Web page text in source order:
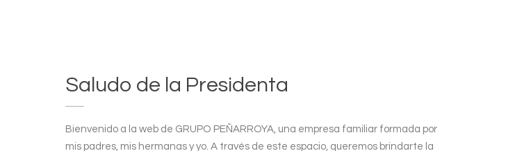
Saludo de la Presidenta
Bienvenido a la web de GRUPO PEÑARROYA, una empresa familiar formada por
mis padres, mis hermanas y yo. A través de este espacio, queremos brindarte la